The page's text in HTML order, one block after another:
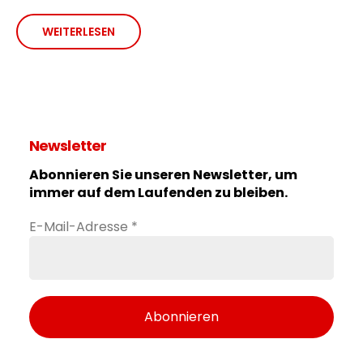
WEITERLESEN
Newsletter
Abonnieren Sie unseren Newsletter, um
immer auf dem Laufenden zu bleiben.
E-Mail-Adresse *